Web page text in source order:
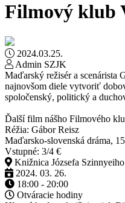
Filmový klub
2024.03.25.
Admin SZJK
Maďarský režisér a scenárista
najnovšom diele vytvoriť
spoločenský, politický a
Ďalší film nášho Filmového
Réžia: Gábor Reisz
Maďarsko-slovenská dráma,
Vstupné: 3/4 €
Knižnica Józsefa
2024. 03. 26.
18:00 - 20:00
Otváracie hodiny